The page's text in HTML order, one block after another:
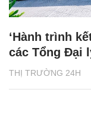
THỊ TRƯỜNG 24H
‘Hành trình
các Tổng Đại